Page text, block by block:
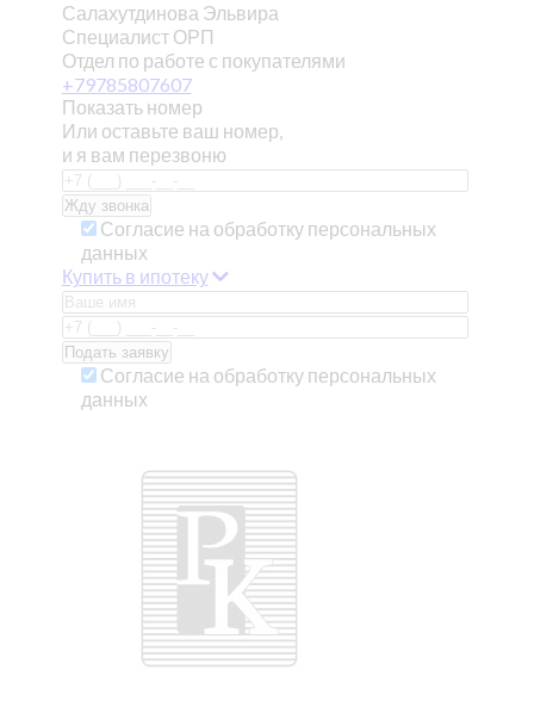
Салахутдинова Эльвира
Специалист ОРП
Отдел по работе с покупателями
+79785807607
Показать номер
Или оставьте ваш номер,
и я вам перезвоню
Согласие на обработку персональных
данных
Купить в ипотеку
Согласие на обработку персональных
данных